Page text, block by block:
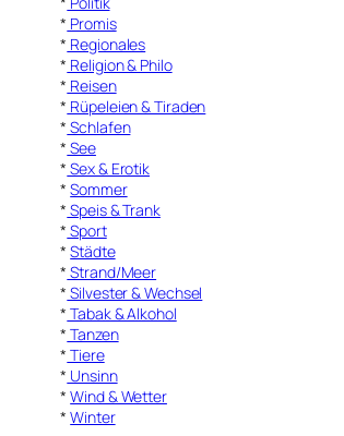
* Promis
* Regionales
* Religion & Philo
* Reisen
* Rüpeleien & Tiraden
* Schlafen
* See
* Sex & Erotik
*Sommer
* Speis & Trank
* Sport
*Städte
* Strand/Meer
* Silvester & Wechsel
* Tabak & Alkohol
* Tanzen
* Tiere
* Unsinn
*Wind & Wetter
*Winter